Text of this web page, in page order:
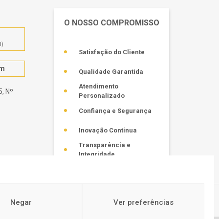
Negar Ver preferências
Nº
O NOSSO COMPROMISSO
Satisfação do Cliente
Qualidade Garantida
Atendimento
Personalizado
Confiança e Segurança
Inovação Contínua
Transparência e
Integridade